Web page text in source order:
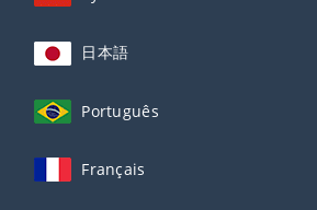
日本語
Português
Français